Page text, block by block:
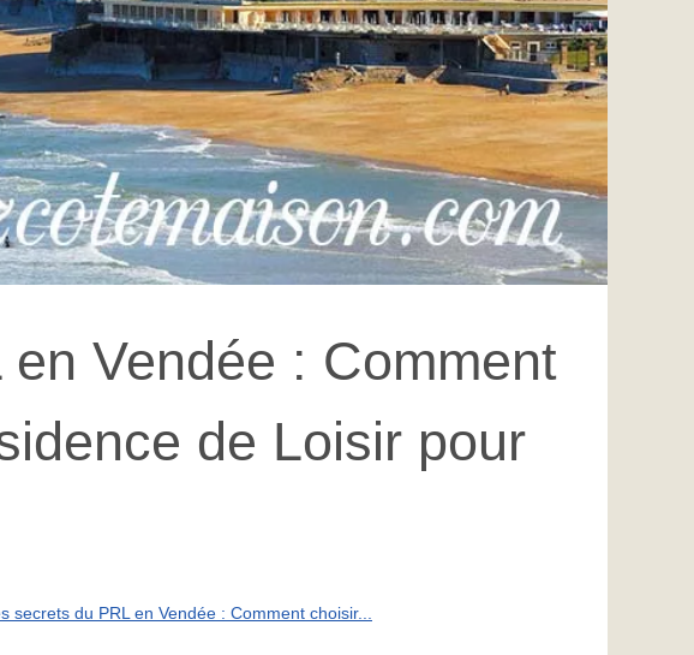
Vendée : Comment
de Loisir pour
secrets du PRL en Vendée : Comment choisir...